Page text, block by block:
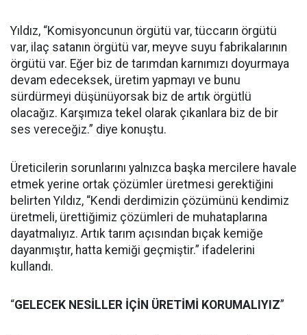
Yıldız, “Komisyoncunun örgütü var, tüccarın örgütü
var, ilaç satanın örgütü var, meyve suyu fabrikalarının
örgütü var. Eğer biz de tarımdan karnımızı doyurmaya
devam edeceksek, üretim yapmayı ve bunu
sürdürmeyi düşünüyorsak biz de artık örgütlü
olacağız. Karşımıza tekel olarak çıkanlara biz de bir
ses vereceğiz.” diye konuştu.
Üreticilerin sorunlarını yalnızca başka mercilere havale
etmek yerine ortak çözümler üretmesi gerektiğini
belirten Yıldız, “Kendi derdimizin çözümünü kendimiz
üretmeli, ürettiğimiz çözümleri de muhataplarına
dayatmalıyız. Artık tarım açısından bıçak kemiğe
dayanmıştır, hatta kemiği geçmiştir.” ifadelerini
kullandı.
“GELECEK NESİLLER İÇİN ÜRETİMİ KORUMALIYIZ”